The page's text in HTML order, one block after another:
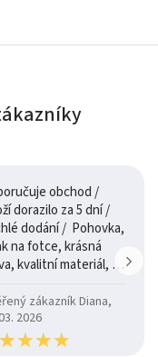
obchod /
dorazilo za 5 dní /
dodání / Pohovka,
na fotce, krásná
kvalitní materiál, a
zákazník Diana,
2026
★★★★
★★★★